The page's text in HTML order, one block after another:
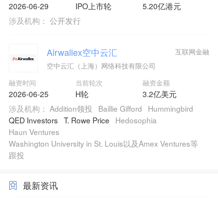
2026-06-29 IPO上市轮 5.20亿港元
涉及机构： 公开发行
Airwallex空中云汇
空中云汇（上海）网络科技有限公司
融资时间
2026-06-25
当前轮次
H轮
融资金额
3.2亿美元
互联网金融
涉及机构： Addition领投 Baillie Gifford
Hummingbird
QED Investors T. Rowe Price
Hedosophia
Haun Ventures
Washington University in St. Louis以及Amex Ventures等
跟投
最新资讯